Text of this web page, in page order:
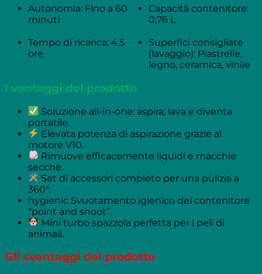
Autonomia: Fino a 60
minuti
Capacità contenitore:
0,76 L
Tempo di ricarica: 4,5
ore
Superfici consigliate
(lavaggio): Piastrelle,
legno, ceramica, vinile
I vantaggi del prodotto
Soluzione all-in-one: aspira, lava e diventa
portatile.
Elevata potenza di aspirazione grazie al
motore V10.
Rimuove efficacemente liquidi e macchie
secche.
Set di accessori completo per una pulizia a
360°.
hygienic Svuotamento igienico del contenitore
“point and shoot”.
Mini turbo spazzola perfetta per i peli di
animali.
Gli svantaggi del prodotto